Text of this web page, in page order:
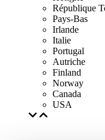
République
Pays-Bas
Irlande
Italie
Portugal
Autriche
Finland
Norway
Canada
USA